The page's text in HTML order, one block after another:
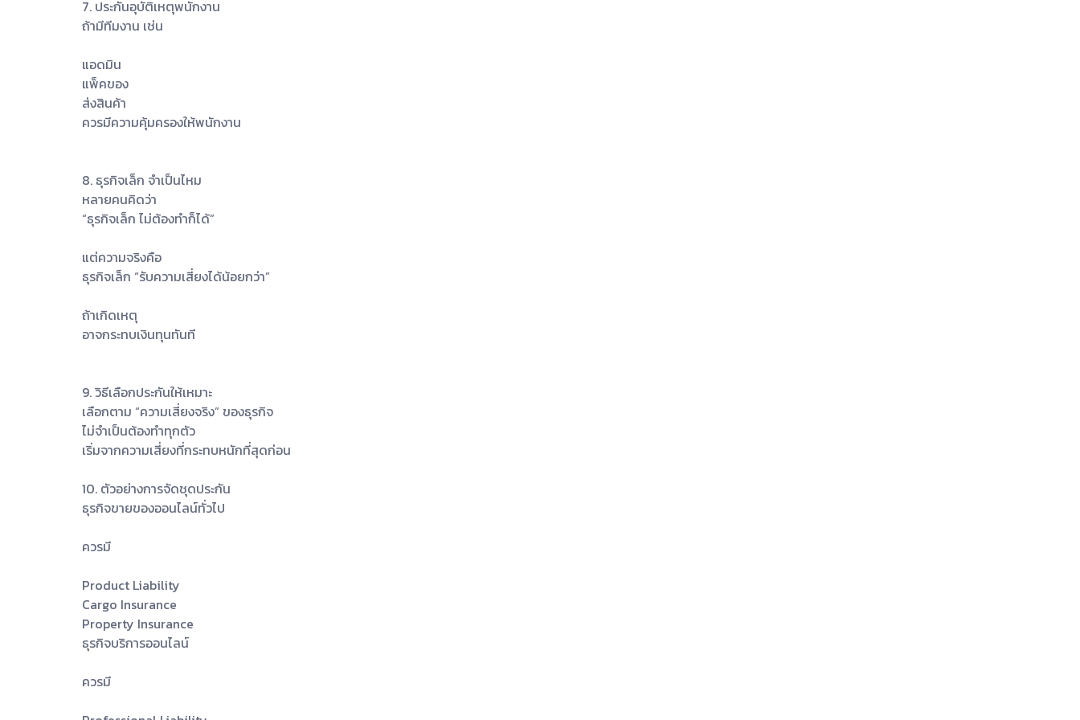
7. ประกันอุบัติเหตุพนักงาน
ถ้ามีทีมงาน เช่น
แอดมิน
แพ็คของ
ส่งสินค้า
ควรมีความคุ้มครองให้พนักงาน
8. ธุรกิจเล็ก จำเป็นไหม
หลายคนคิดว่า
“ธุรกิจเล็ก ไม่ต้องทำก็ได้”
แต่ความจริงคือ
ธุรกิจเล็ก “รับความเสี่ยงได้น้อยกว่า”
ถ้าเกิดเหตุ
อาจกระทบเงินทุนทันที
9. วิธีเลือกประกันให้เหมาะ
เลือกตาม “ความเสี่ยงจริง” ของธุรกิจ
ไม่จำเป็นต้องทำทุกตัว
เริ่มจากความเสี่ยงที่กระทบหนักที่สุดก่อน
10. ตัวอย่างการจัดชุดประกัน
ธุรกิจขายของออนไลน์ทั่วไป
ควรมี
Product Liability
Cargo Insurance
Property Insurance
ธุรกิจบริการออนไลน์
ควรมี